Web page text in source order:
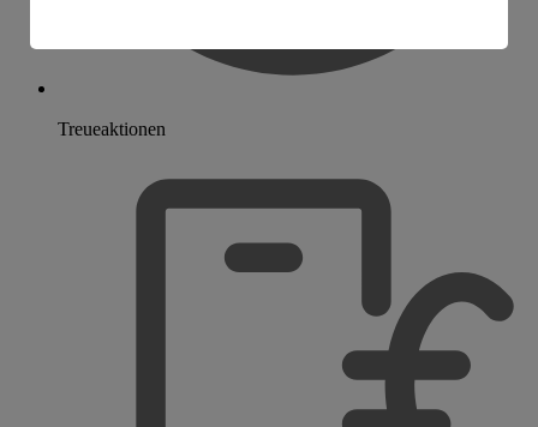
Treueaktionen
Informationen zum Herausgeber der Seite findest du